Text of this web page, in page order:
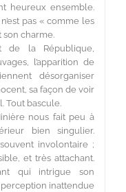
heureux ensemble.
pas « comme les
son charme.
de la République,
l’apparition de
désorganiser
sa façon de voir
Tout bascule.
nous fait peu à
bien singulier.
involontaire ;
et très attachant.
qui intrigue son
inattendue